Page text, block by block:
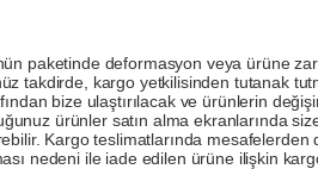
paketinde deformasyon veya ürüne
takdirde, kargo yetkilisinden tutanak
bize ulaştırılacak ve ürünlerin
ürünler satın alma ekranlarında
Kargo teslimatlarında mesafelerden
nedeni ile iade edilen ürüne ilişkin